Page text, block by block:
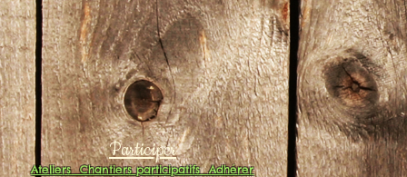
Participer
AteliersChantiers participatifsAdhérer